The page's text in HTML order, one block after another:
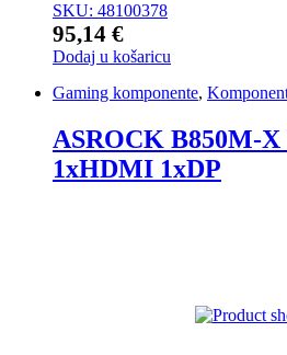
SKU: 48100378
95,14 €
Dodaj u košaricu
Gaming komponente,
ASROCK B850M-X
1xHDMI 1xDP